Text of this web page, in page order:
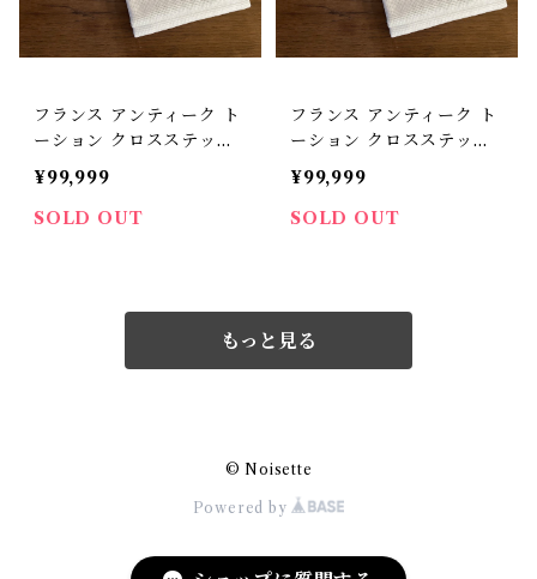
フランス アンティーク ト
ーション クロスステッチ
手刺繡 ワッフル地【D-6
2】
¥99,999
SOLD OUT
フランス アンティーク ト
ーション クロスステッチ
手刺繡 ワッフル地【D-6
3】
¥99,999
SOLD OUT
もっと見る
© Noisette
Powered by